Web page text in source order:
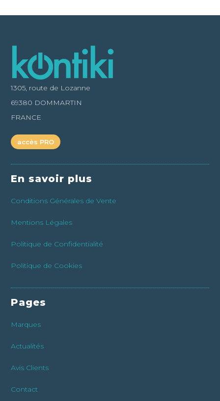
1305, route de Lozanne
69380 DOMMARTIN
FRANCE
accès PRO
En savoir plus
Conditions Générales de Vente
Mentions Légales
Politique de Confidentialité
Politique de Cookies
Pages
Marques
Actualités
Avis Clients
Contact